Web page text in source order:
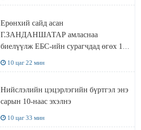
Ерөнхий сайд асан
Г.ЗАНДАНШАТАР амласнаа
биелүүлж ЕБС-ийн сурагчдад өгөх 10.
10 цаг 22 мин
Нийслэлийн цэцэрлэгийн бүртгэл энэ
сарын 10-наас эхэлнэ
10 цаг 33 мин